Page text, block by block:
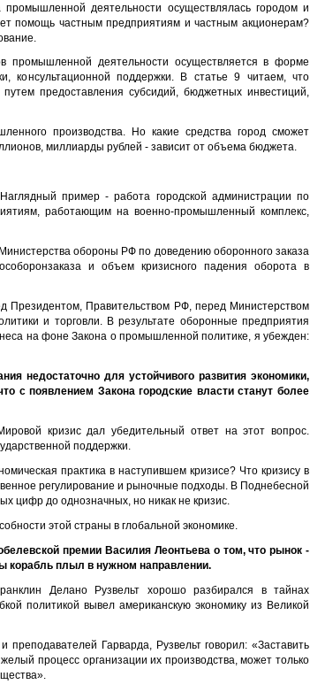
деятельности осуществлялась городом и
помощь частным предприятиям и частным акционерам?
промышленной деятельности осуществляется в форме
консультационной поддержки. В статье 9 читаем, что
предоставления субсидий, бюджетных инвестиций,
производства. Но какие средства город сможет
миллиарды рублей - зависит от объема бюджета.
пример - работа городской администрации по
работающим на военно-промышленный комплекс,
обороны РФ по доведению оборонного заказа
и объем кризисного падения оборота в
Президентом, Правительством РФ, перед Министерством
и торговли. В результате оборонные предприятия
на фоне Закона о промышленной политике, я убежден:
недостаточно для устойчивого развития экономики,
с появлением Закона городские власти станут более
кризис дал убедительный ответ на этот вопрос.
поддержки.
практика в наступившем кризисе? Что кризису в
регулирование и рыночные подходы. В Поднебесной
цифр до однозначных, но никак не кризис.
этой страны в глобальной экономике.
премии Василия Леонтьева о том, что рынок -
корабль плыл в нужном направлении.
Делано Рузвельт хорошо разбирался в тайнах
политикой вывел американскую экономику из Великой
Гарварда, Рузвельт говорил: «Заставить
процесс организации их производства, может только